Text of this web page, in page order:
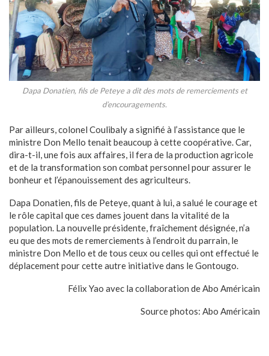
Dapa Donatien, fils de Peteye a dit des mots de remerciements et
d’encouragements.
Par ailleurs, colonel Coulibaly a signifié à l’assistance que le
ministre Don Mello tenait beaucoup à cette coopérative. Car,
dira-t-il, une fois aux affaires, il fera de la production agricole
et de la transformation son combat personnel pour assurer le
bonheur et l’épanouissement des agriculteurs.
Dapa Donatien, fils de Peteye, quant à lui, a salué le courage et
le rôle capital que ces dames jouent dans la vitalité de la
population. La nouvelle présidente, fraîchement désignée, n’a
eu que des mots de remerciements à l’endroit du parrain, le
ministre Don Mello et de tous ceux ou celles qui ont effectué le
déplacement pour cette autre initiative dans le Gontougo.
Félix Yao avec la collaboration de Abo Américain
Source photos: Abo Américain